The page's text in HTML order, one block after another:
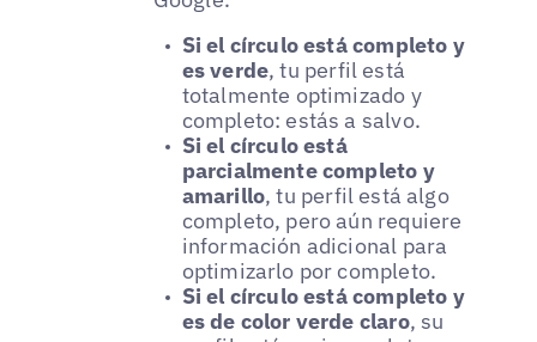
Si el círculo está completo y
es verde, tu perfil está
totalmente optimizado y
completo: estás a salvo.
Si el círculo está
parcialmente completo y
amarillo, tu perfil está algo
completo, pero aún requiere
información adicional para
optimizarlo por completo.
Si el círculo está completo y
es de color verde claro, su